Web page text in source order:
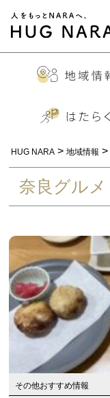
HUG NARA > 地域情報 >
奈良グルメ
その他おすすめ情報